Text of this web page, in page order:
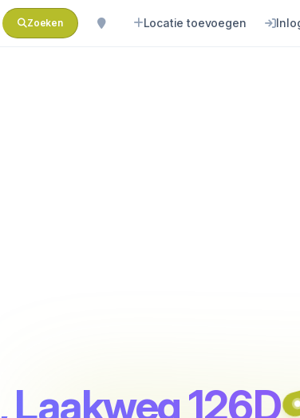
Zoeken Locatie toevoegen
, Laakweg 126D